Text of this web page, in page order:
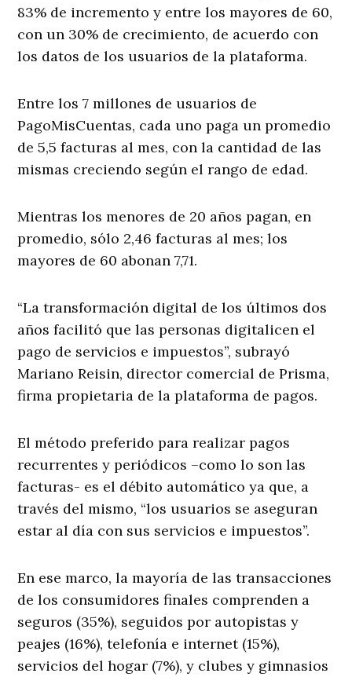
83% de incremento y entre los mayores de 60,
con un 30% de crecimiento, de acuerdo con
los datos de los usuarios de la plataforma.
Entre los 7 millones de usuarios de
PagoMisCuentas, cada uno paga un promedio
de 5,5 facturas al mes, con la cantidad de las
mismas creciendo según el rango de edad.
Mientras los menores de 20 años pagan, en
promedio, sólo 2,46 facturas al mes; los
mayores de 60 abonan 7,71.
“La transformación digital de los últimos dos
años facilitó que las personas digitalicen el
pago de servicios e impuestos”, subrayó
Mariano Reisin, director comercial de Prisma,
firma propietaria de la plataforma de pagos.
El método preferido para realizar pagos
recurrentes y periódicos –como lo son las
facturas- es el débito automático ya que, a
través del mismo, “los usuarios se aseguran
estar al día con sus servicios e impuestos”.
En ese marco, la mayoría de las transacciones
de los consumidores finales comprenden a
seguros (35%), seguidos por autopistas y
peajes (16%), telefonía e internet (15%),
servicios del hogar (7%), y clubes y gimnasios